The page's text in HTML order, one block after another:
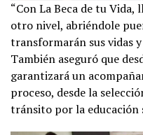
“Con La Beca de tu Vida,
otro nivel, abriéndole
transformarán sus vidas
También aseguró que
garantizará un
proceso, desde la
tránsito por la educación